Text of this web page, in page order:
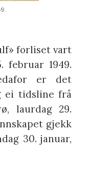
forliset vart
februar 1949.
er det
ei tidsline frå
laurdag 29.
gjekk
30. januar,